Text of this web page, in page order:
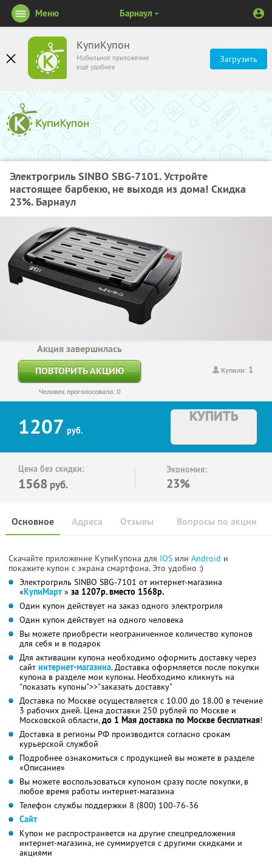
КупиКупон
Мобильное приложение
ещё удобнее
Загрузить
Меню Барнаул
Электрогриль SINBO SBG-7101. Устройте
настоящее барбекю, не выходя из дома! Скидка
23%. Барнаул
Купили: 1
Акция завершилась
ПОВТОРИТЬ АКЦИЮ
Человек проголосовало: 0
1207 руб.
КУПИТЬ
Цена без скидки:
1568 руб.
Экономия:
23%
Основное Отзывы Вопросы по акции
Адреса
Скачайте приложение КупиКупона для IOS или Android и
покажите купон с экрана смартфона. Это удобно :)
Электрогриль SINBO SBG-7101 от интернет-магазина
«КупиМарт » за 1207р. вместо 1568р.
Один купон действует на заказ одного электрогриля
Один купон действует на одного человека
Вы можете приобрести неограниченное количество купонов
для себя и в подарок
Для активации купона необходимо оформить доставку через
сайт интернет-магазина. Доставка оформляется после покупки
купона в разделе мои купоны. Необходимо кликнуть на
"показать купоны">>"заказать доставку"
Доставка по Москве осуществляется с 10.00 до 18.00 в течение
3 рабочих дней. Цена доставки 250 рублей по Москве и
Московской области,до 1 Мая доставка по Москве бесплатная!
Доставка в регионы РФ производится согласно срокам
курьерской службой
Подробнее ознакомиться с продукцией вы можете в разделе
«Описание»
Вы можете воспользоваться купоном сразу после покупки, в
любое время работы интернет-магазина
Телефон службы поддержки 8 (800) 100-76-36
Сайт
Купон не распространяется на другие спецпредложения
интернет-магазина, не суммируется с другими скидками и
акциями